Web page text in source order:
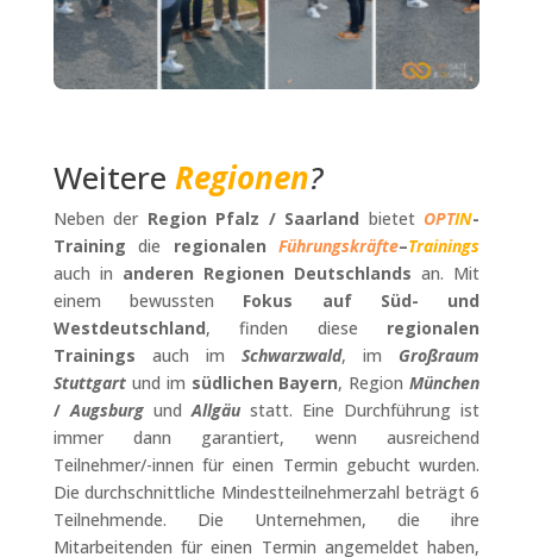
Weitere Regionen?
Neben der Region Pfalz / Saarland bietet OPTIN-
Training die regionalenFührungskräfte–Trainings
auch in anderen Regionen Deutschlands an. Mit
einem bewussten Fokus auf Süd- und
Westdeutschland, finden diese regionalen
Trainings auch imSchwarzwald, im Großraum
Stuttgartund im südlichen Bayern, RegionMünchen
/ Augsburgund Allgäustatt. Eine Durchführung ist
immer dann garantiert, wenn ausreichend
Teilnehmer/-innen für einen Termin gebucht wurden.
Die durchschnittliche Mindestteilnehmerzahl beträgt 6
Teilnehmende. Die Unternehmen, die ihre
Mitarbeitenden für einen Termin angemeldet haben,